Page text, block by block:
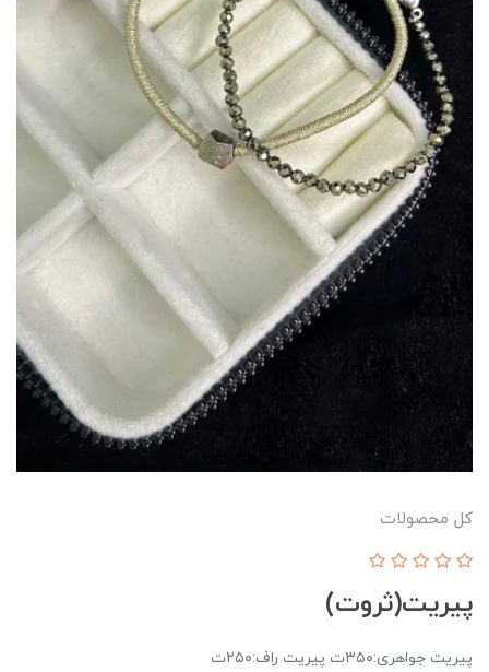
کل محصولات
پیریت(ثروت)
پیریت جواهری:۳۵۰ت پیریت راف:۲۵۰ت